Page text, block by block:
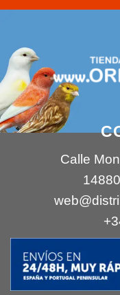
Calle